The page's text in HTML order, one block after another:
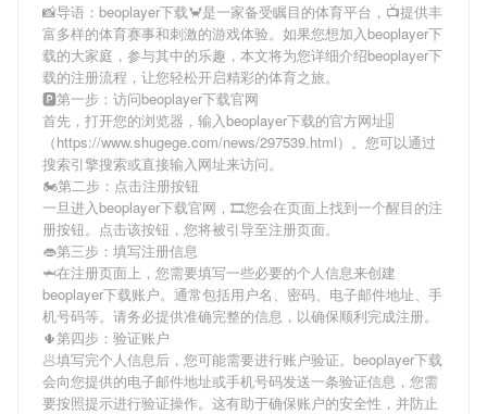
📸导语： beoplayer下载🦀是一家备受瞩目的体育平台，📺提供丰
富多样的体育赛事和刺激的游戏体验。如果您想加入beoplayer下
载的大家庭，参与其中的乐趣，本文将为您详细介绍beoplayer下
载的注册流程，让您轻松开启精彩的体育之旅。
🅿第一步：访问beoplayer下载官网
首先，打开您的浏览器，输入beoplayer下载的官方网址🎚
（https://www.shugege.com/news/297539.html）。您可以通过
搜索引擎搜索或直接输入网址来访问。
🏍第二步：点击注册按钮
一旦进入beoplayer下载官网，🎞您会在页面上找到一个醒目的注
册按钮。点击该按钮，您将被引导至注册页面。
👄第三步：填写注册信息
🦈在注册页面上，您需要填写一些必要的个人信息来创建
beoplayer下载账户。通常包括用户名、密码、电子邮件地址、手
机号码等。请务必提供准确完整的信息，以确保顺利完成注册。
🌵第四步：验证账户
🥟填写完个人信息后，您可能需要进行账户验证。 beoplayer下载
会向您提供的电子邮件地址或手机号码发送一条验证信息，您需
要按照提示进行验证操作。这有助于确保账户的安全性，并防止